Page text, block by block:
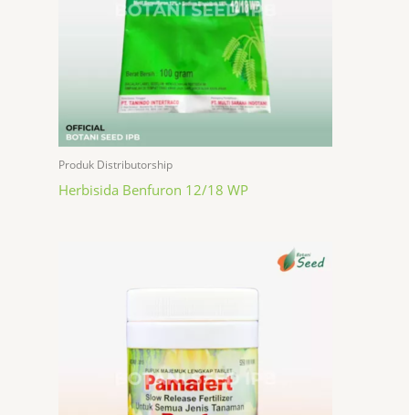
Produk Distributorship
Herbisida Benfuron 12/18 WP